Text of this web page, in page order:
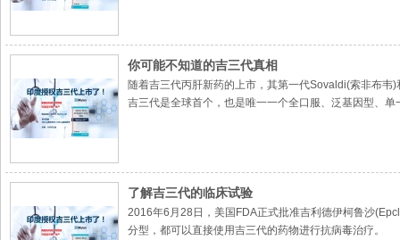
医疗支出、提高药品可及性、提升医疗服务水平等重要经
你可能不知道的吉三代真相
随着吉三代丙肝新药的上市，其第一代Sovaldi(索非布
吉三代是全球首个，也是唯一一个全口服、泛基因型、
了解吉三代的临床试验
2016年6月28日，美国FDA正式批准吉利德伊柯鲁沙
分型，都可以直接使用吉三代的药物进行抗病毒治疗。